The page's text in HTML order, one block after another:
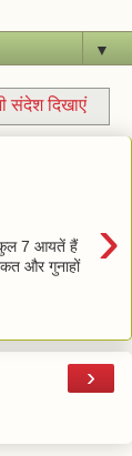
▼
संदेश दिखाएं
›
कुल 7 आयतें हैं
और गुनाहों
›